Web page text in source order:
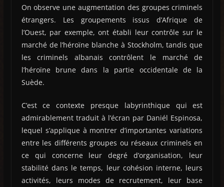
On observe une augmentation des groupes criminels
étrangers. Les groupements issus d’Afrique de
l’Ouest, par exemple, ont établi leur contrôle sur le
marché de l’héroïne blanche à Stockholm, tandis que
les criminels albanais contrôlent le marché de
l’héroïne brune dans la partie occidentale de la
Suède.
C’est ce contexte presque labyrinthique qui est
admirablement traduit à l’écran par Daniél Espinosa,
lequel s’applique à montrer d’importantes variations
entre les différents groupes ou réseaux criminels en
ce qui concerne leur degré d’organisation, leur
stabilité dans le temps, leur cohésion interne, leurs
activités, leurs modes de recrutement, leur base